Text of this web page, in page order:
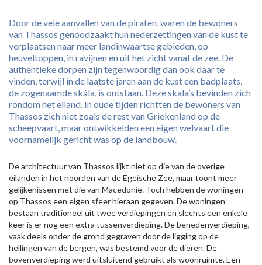
Door de vele aanvallen van de piraten, waren de bewoners
van Thassos genoodzaakt hun nederzettingen van de kust te
verplaatsen naar meer landinwaartse gebieden, op
heuveltoppen, in ravijnen en uit het zicht vanaf de zee. De
authentieke dorpen zijn tegenwoordig dan ook daar te
vinden, terwijl in de laatste jaren aan de kust een badplaats,
de zogenaamde skála, is ontstaan. Deze skala’s bevinden zich
rondom het eiland. In oude tijden richtten de bewoners van
Thassos zich niet zoals de rest van Griekenland op de
scheepvaart, maar ontwikkelden een eigen welvaart die
voornamelijk gericht was op de landbouw.
De architectuur van Thassos lijkt niet op die van de overige
eilanden in het noorden van de Egeïsche Zee, maar toont meer
gelijkenissen met die van Macedonië. Toch hebben de woningen
op Thassos een eigen sfeer hieraan gegeven. De woningen
bestaan traditioneel uit twee verdiepingen en slechts een enkele
keer is er nog een extra tussenverdieping. De benedenverdieping,
vaak deels onder de grond gegraven door de ligging op de
hellingen van de bergen, was bestemd voor de dieren. De
bovenverdieping werd uitsluitend gebruikt als woonruimte. Een